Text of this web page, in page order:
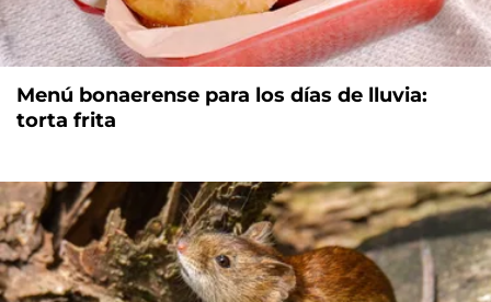
Menú bonaerense para los días de lluvia:
torta frita